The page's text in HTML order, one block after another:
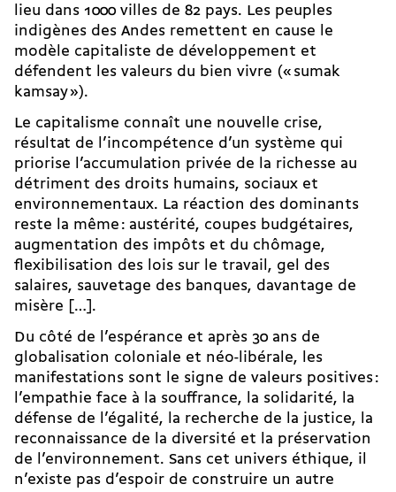
lieu dans 1000 villes de 82 pays. Les peuples
indigènes des Andes remettent en cause le
modèle capitaliste de développement et
défendent les valeurs du bien vivre (« sumak
kamsay »).
Le capitalisme connaît une nouvelle crise,
résultat de l’incompétence d’un système qui
priorise l’accumulation privée de la richesse au
détriment des droits humains, sociaux et
environnementaux. La réaction des dominants
reste la même : austérité, coupes budgétaires,
augmentation des impôts et du chômage,
flexibilisation des lois sur le travail, gel des
salaires, sauvetage des banques, davantage de
misère […].
Du côté de l’espérance et après 30 ans de
globalisation coloniale et néo-libérale, les
manifestations sont le signe de valeurs positives :
l’empathie face à la souffrance, la solidarité, la
défense de l’égalité, la recherche de la justice, la
reconnaissance de la diversité et la préservation
de l’environnement. Sans cet univers éthique, il
n’existe pas d’espoir de construire un autre